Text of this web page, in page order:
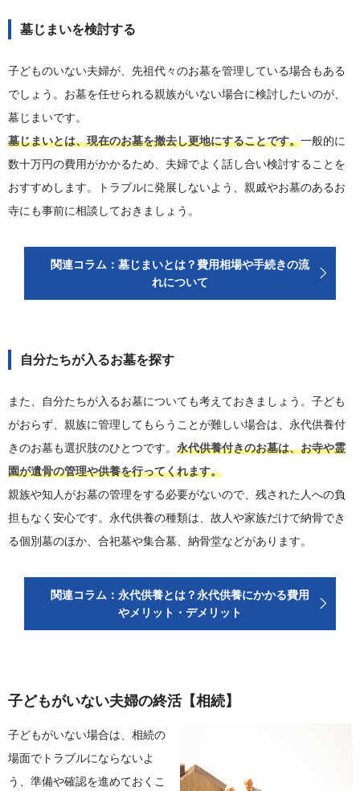
墓じまいを検討する
子どものいない夫婦が、先祖代々のお墓を管理している場合もある
でしょう。お墓を任せられる親族がいない場合に検討したいのが、
墓じまいです。
墓じまいとは、現在のお墓を撤去し更地にすることです。一般的に
数十万円の費用がかかるため、夫婦でよく話し合い検討することを
おすすめします。トラブルに発展しないよう、親戚やお墓のあるお
寺にも事前に相談しておきましょう。
関連コラム：墓じまいとは？費用相場や手続きの流
れについて
自分たちが入るお墓を探す
また、自分たちが入るお墓についても考えておきましょう。子ども
がおらず、親族に管理してもらうことが難しい場合は、永代供養付
きのお墓も選択肢のひとつです。 永代供養付きのお墓は、お寺や霊
園が遺骨の管理や供養を行ってくれます。
親族や知人がお墓の管理をする必要がないので、残された人への負
担もなく安心です。永代供養の種類は、故人や家族だけで納骨でき
る個別墓のほか、合祀墓や集合墓、納骨堂などがあります。
関連コラム：永代供養とは？永代供養にかかる費用
やメリット・デメリット
子どもがいない夫婦の終活【相続】
子どもがいない場合は、相続の
場面でトラブルにならないよ
う、準備や確認を進めておくこ